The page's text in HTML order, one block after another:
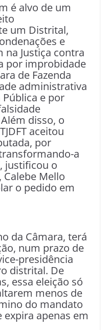
é alvo de um
um Distrital,
e
na Justiça contra
por improbidade
de Fazenda
administrativa
Pública e por
disso, o
aceitou
por
a
justificou o
Mello
o pedido em
da Câmara, terá
num prazo de
presidência
distrital. De
essa eleição só
menos de
do mandato
apenas em